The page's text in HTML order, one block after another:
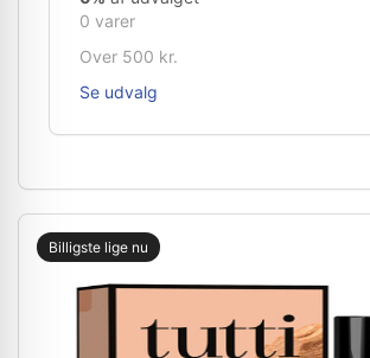
0 varer
Over 500 kr.
Se udvalg
Billigste lige nu